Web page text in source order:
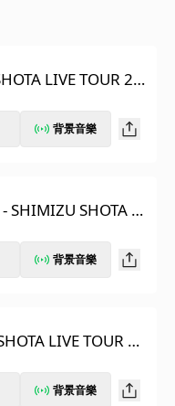
LIVE TOUR 20
背景音樂
SHOTA LI
背景音樂
LIVE TOUR 20
背景音樂